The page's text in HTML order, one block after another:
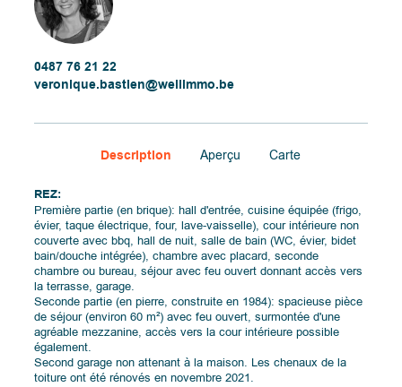
0487 76 21 22
veronique.bastien@wellimmo.be
Description Aperçu Carte
REZ:
Première partie (en brique): hall d'entrée, cuisine équipée (frigo,
évier, taque électrique, four, lave-vaisselle), cour intérieure non
couverte avec bbq, hall de nuit, salle de bain (WC, évier, bidet
bain/douche intégrée), chambre avec placard, seconde
chambre ou bureau, séjour avec feu ouvert donnant accès vers
la terrasse, garage.
Seconde partie (en pierre, construite en 1984): spacieuse pièce
de séjour (environ 60 m²) avec feu ouvert, surmontée d'une
agréable mezzanine, accès vers la cour intérieure possible
également.
Second garage non attenant à la maison. Les chenaux de la
toiture ont été rénovés en novembre 2021.